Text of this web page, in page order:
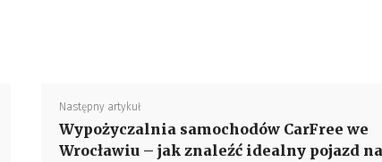
Następny artykuł
Wypożyczalnia samochodów CarFree we
Wrocławiu – jak znaleźć idealny pojazd na